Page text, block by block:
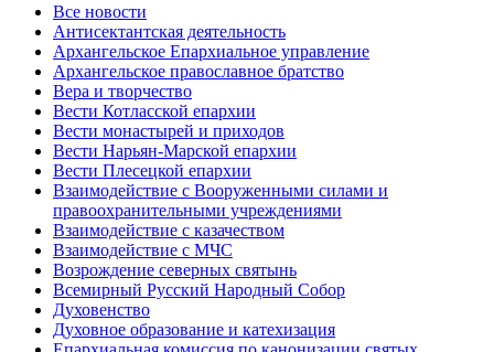
Все новости
Антисектантская деятельность
Архангельское Епархиальное управление
Архангельское православное братство
Вера и творчество
Вести Котласской епархии
Вести монастырей и приходов
Вести Нарьян-Марской епархии
Вести Плесецкой епархии
Взаимодействие с Вооруженными силами и
правоохранительными учреждениями
Взаимодействие с казачеством
Взаимодействие с МЧС
Возрождение северных святынь
Всемирный Русский Народный Собор
Духовенство
Духовное образование и катехизация